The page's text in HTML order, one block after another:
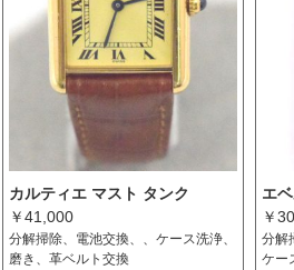
カルティエ マスト タンク
￥41,000
分解掃除、電池交換、、ケース洗浄、
磨き、革ベルト交換
エ
￥
分解
ケー